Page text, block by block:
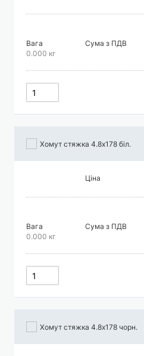
Вага
0.000 кг
Сума з ПДВ
Хомут стяжка 4.8х178 біл.
Ціна
Вага
0.000 кг
Сума з ПДВ
Хомут стяжка 4.8х178 чорн.